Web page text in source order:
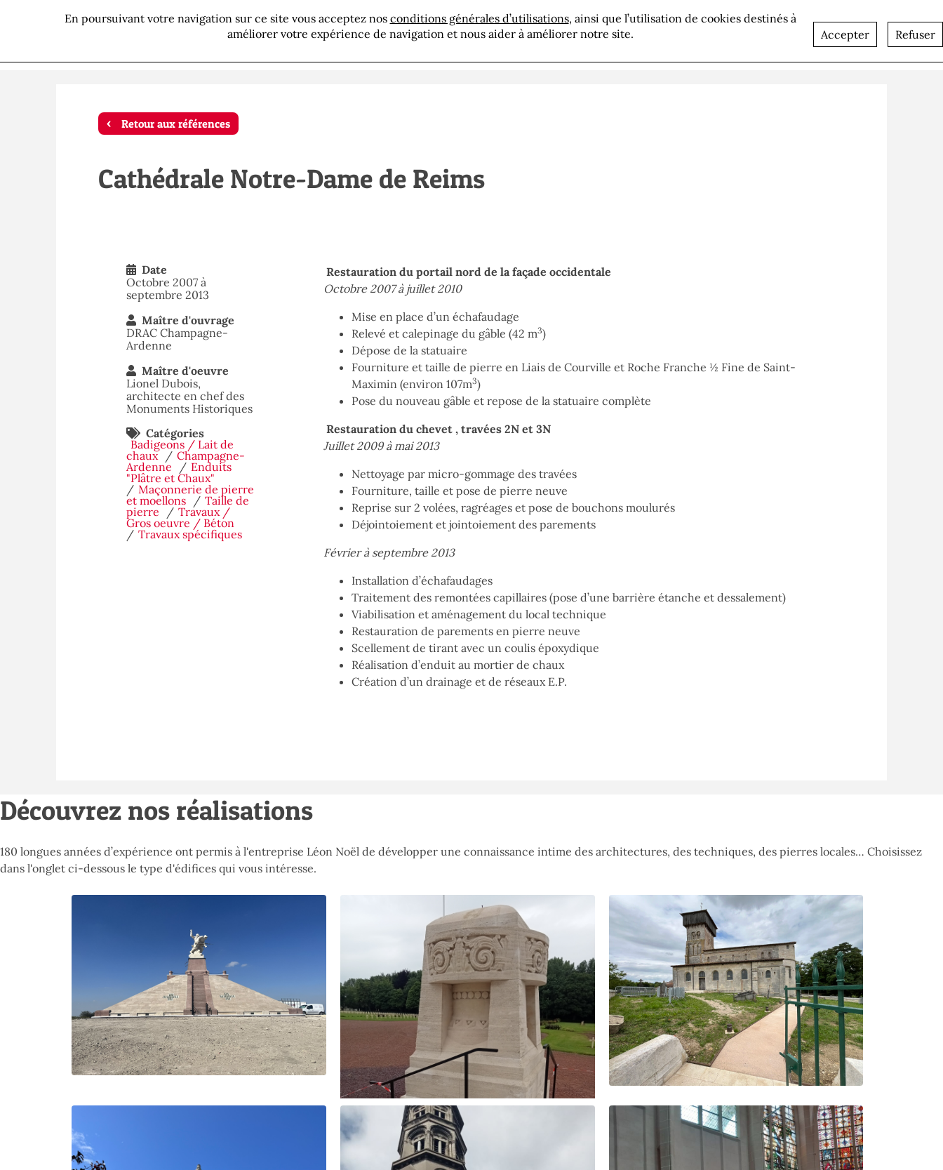
En poursuivant votre navigation sur ce site vous acceptez nos conditions générales d’utilisations, ainsi que l’utilisation de cookies destinés à
améliorer votre expérience de navigation et nous aider à améliorer notre site.
Accepter Refuser
Présentation Savoir-faire Réalisations Actualités Contact
Retour aux références
Cathédrale Notre-Dame de Reims
Date
Octobre 2007 à
septembre 2013
Maître d'ouvrage
DRAC Champagne-
Ardenne
Maître d'oeuvre
Lionel Dubois,
architecte en chef des
Monuments Historiques
Catégories
Badigeons / Lait de
chaux
Champagne-
Ardenne
Enduits
"Plâtre et Chaux"
Maçonnerie de pierre
et moellons
Taille de
pierre
Travaux /
Gros oeuvre / Béton
Travaux spécifiques
Restauration du portail nord de la façade occidentale
Octobre 2007 à juillet 2010
Mise en place d’un échafaudage
Relevé et calepinage du gâble (42 m3)
Dépose de la statuaire
Fourniture et taille de pierre en Liais de Courville et Roche Franche ½ Fine de Saint-
Maximin (environ 107m3)
Pose du nouveau gâble et repose de la statuaire complète
Restauration du chevet , travées 2N et 3N
Juillet 2009 à mai 2013
Nettoyage par micro-gommage des travées
Fourniture, taille et pose de pierre neuve
Reprise sur 2 volées, ragréages et pose de bouchons moulurés
Déjointoiement et jointoiement des parements
Février à septembre 2013
Installation d’échafaudages
Traitement des remontées capillaires (pose d’une barrière étanche et dessalement)
Viabilisation et aménagement du local technique
Restauration de parements en pierre neuve
Scellement de tirant avec un coulis époxydique
Réalisation d’enduit au mortier de chaux
Création d’un drainage et de réseaux E.P.
Découvrez nos réalisations
180 longues années d’expérience ont permis à l'entreprise Léon Noël de développer une connaissance intime des architectures, des techniques, des pierres locales… Choisissez
dans l'onglet ci-dessous le type d'édifices qui vous intéresse.